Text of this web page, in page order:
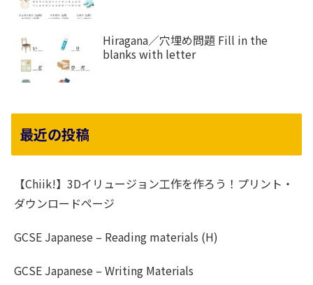
Hiragana／穴埋め問題 Fill in the
blanks with letter
最近の投稿
【Chiik!】3Dイリュージョン工作を作ろう！プリント・
ダウンロードページ
GCSE Japanese – Reading materials (H)
GCSE Japanese – Writing Materials